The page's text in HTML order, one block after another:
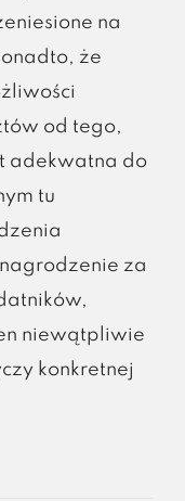
na
że
od tego,
adekwatna do
tu
za
niewątpliwie
konkretnej